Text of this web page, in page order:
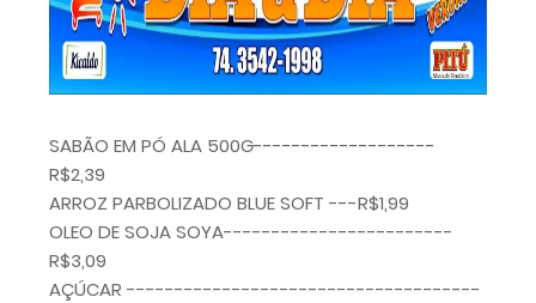
SABÃO EM PÓ ALA 500G-------------------
R$2,39
ARROZ PARBOLIZADO BLUE SOFT ---R$1,99
OLEO DE SOJA SOYA------------------------
R$3,09
AÇÚCAR -------------------------------------